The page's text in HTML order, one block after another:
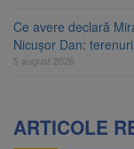
Ce avere declară
Nicușor Dan:
5 august 2026
ARTICOLE